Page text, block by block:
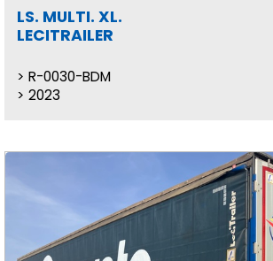
LS. MULTI. XL.
LECITRAILER
R-0030-BDM
2023